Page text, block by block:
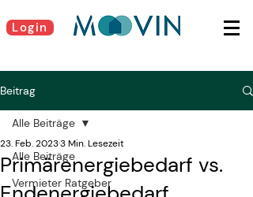
Login
Beitrag
Alle Beiträge
Vermieter Ratgeber
Alle Beiträge
Primärenergiebedarf vs.
23. Feb. 20233 Min. Lesezeit